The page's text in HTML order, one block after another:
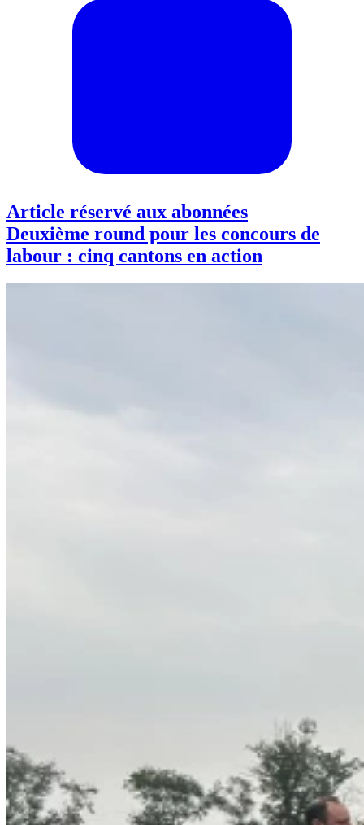
Article réservé aux abonnées
Deuxième round pour les concours de
labour : cinq cantons en action